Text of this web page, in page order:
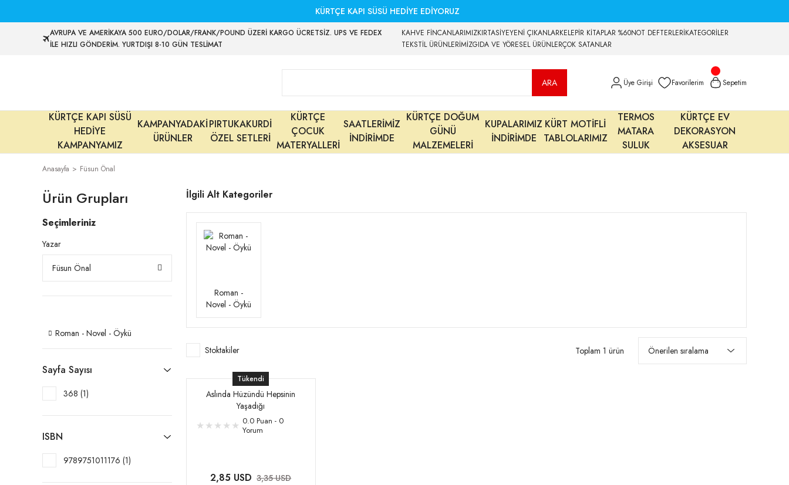
KÜRTÇE KAPI SÜSÜ HEDİYE EDİYORUZ
AVRUPA VE AMERİKAYA 500 EURO/DOLAR/FRANK/POUND ÜZERİ KARGO ÜCRETSİZ. UPS VE FEDEX
İLE HIZLI GÖNDERİM. YURTDIŞI 8-10 GÜN TESLİMAT
KAHVE FİNCANLARIMIZKIRTASİYEYENİ ÇIKANLARKELEPİR KİTAPLAR %60NOT DEFTERLERİKATEGORİLER
TEKSTİL ÜRÜNLERİMİZGIDA VE YÖRESEL ÜRÜNLERÇOK SATANLAR
ARA Üye Girişi Favorilerim Sepetim
KÜRTÇE KAPI SÜSÜ
HEDİYE
KAMPANYAMIZ
KAMPANYADAKİ
ÜRÜNLER
PIRTUKAKURDİ
ÖZEL SETLERİ
KÜRTÇE
ÇOCUK
MATERYALLERİ
SAATLERİMİZ
İNDİRİMDE
KÜRTÇE DOĞUM
GÜNÜ
MALZEMELERİ
KUPALARIMIZ
İNDİRİMDE
KÜRT MOTİFLİ
TABLOLARIMIZ
TERMOS
MATARA
SULUK
KÜRTÇE EV
DEKORASYON
AKSESUAR
Anasayfa Füsun Önal
Ürün Grupları
Seçimleriniz
Yazar
Füsun Önal
Roman - Novel - Öykü
Sayfa Sayısı
368 (1)
ISBN
9789751011176 (1)
İlgili Alt Kategoriler
Roman -
Novel - Öykü
Stoktakiler Toplam 1 ürün
Tükendi
Aslında Hüzündü Hepsinin
Yaşadığı
0.0 Puan - 0
Yorum
2,85 USD 3,35 USD